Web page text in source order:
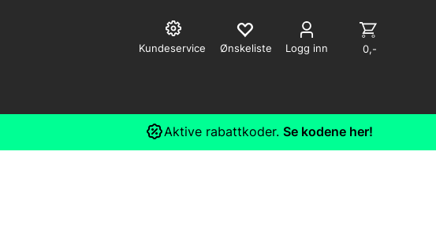
Logg inn
Kundeservice 0,-
Aktive rabattkoder. Se kodene her!